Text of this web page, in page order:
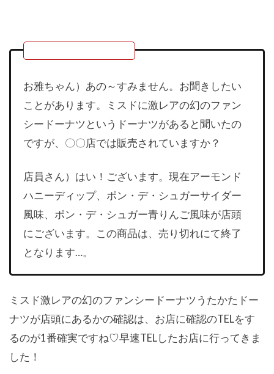
お雅ちゃん）あの～すみません。お聞きしたい
ことがあります。ミスドに激レアの幻のファン
シードーナツというドーナツがあると聞いたの
ですが、〇〇店では販売されていますか？
店員さん）はい！ございます。現在アーモンド
ハニーディップ、ポン・デ・シュガーサイダー
風味、ポン・デ・シュガー青りんご風味が店頭
にございます。この商品は、売り切れにて終了
となります…。
ミスド激レアの幻のファンシードーナツうたかたドー
ナツが店頭にあるかの確認は、お店に確認のTELをす
るのが1番確実ですね♡早速TELしたお店に行ってきま
した！